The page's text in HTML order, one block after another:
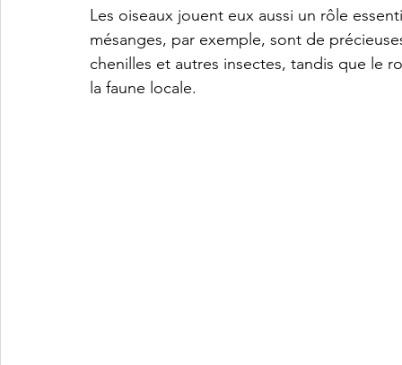
Les oiseaux jouent eux aussi un rôle
mésanges, par exemple, sont de
chenilles et autres insectes, tandis que le
la faune locale.